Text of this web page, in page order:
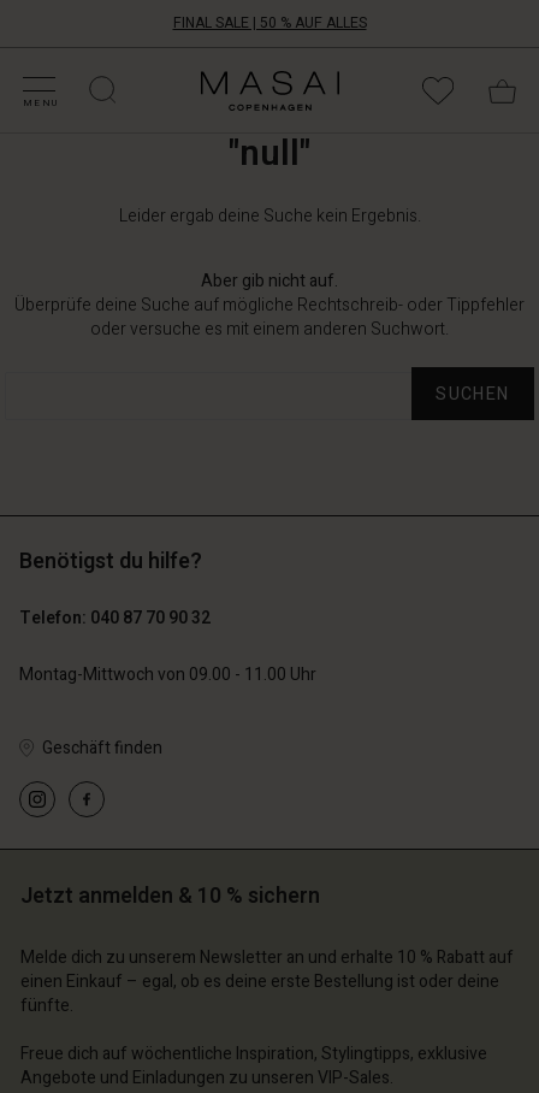
FINAL SALE | 50 % AUF ALLES
MENU
VERANTWORTUNG
Masai
Clothing
"null"
Leider ergab deine Suche kein Ergebnis.
Aber gib nicht auf.
Überprüfe deine Suche auf mögliche Rechtschreib- oder Tippfehler
oder versuche es mit einem anderen Suchwort.
SUCHEN
Benötigst du hilfe?
Telefon: 040 87 70 90 32
Montag-Mittwoch von 09.00 - 11.00 Uhr
Geschäft finden
Jetzt anmelden & 10 % sichern
Melde dich zu unserem Newsletter an und erhalte 10 % Rabatt auf
einen Einkauf – egal, ob es deine erste Bestellung ist oder deine
fünfte.
Freue dich auf wöchentliche Inspiration, Stylingtipps, exklusive
Angebote und Einladungen zu unseren VIP-Sales.
VERANTWORTUNG